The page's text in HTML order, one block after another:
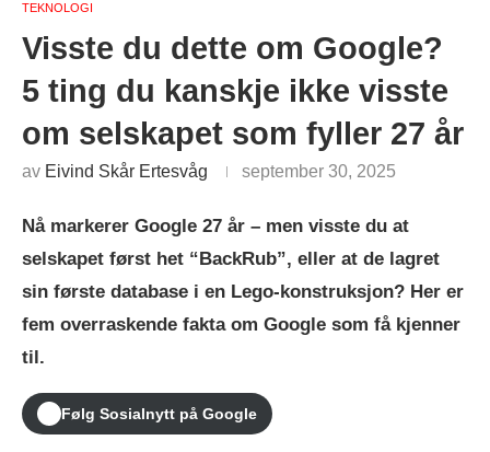
TEKNOLOGI
Visste du dette om Google?
5 ting du kanskje ikke visste
om selskapet som fyller 27 år
av Eivind Skår Ertesvåg september 30, 2025
Nå markerer Google 27 år – men visste du at
selskapet først het “BackRub”, eller at de lagret
sin første database i en Lego-konstruksjon? Her er
fem overraskende fakta om Google som få kjenner
til.
Følg Sosialnytt på Google